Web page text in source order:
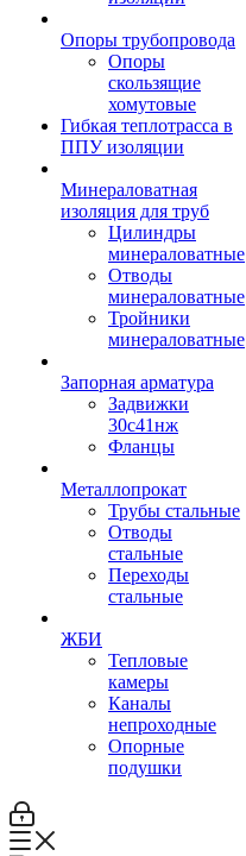
Опоры трубопровода
Опоры
скользящие
хомутовые
Гибкая теплотрасса в
ППУ изоляции
Минераловатная
изоляция для труб
Цилиндры
минераловатные
Отводы
минераловатные
Тройники
минераловатные
Запорная арматура
Задвижки
30с41нж
Фланцы
Металлопрокат
Трубы стальные
Отводы
стальные
Переходы
стальные
ЖБИ
Тепловые
камеры
Каналы
непроходные
Опорные
подушки